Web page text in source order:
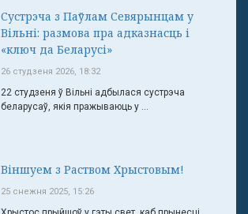
Сустрэча з Паўлам Севярынцам у
Вільні: размова пра адказнасць і
«ключ да Беларусі»
26 студзеня 2026, 18:32
22 студзеня ў Вільні адбылася сустрэча
беларусаў, якія пражываюць у ...
Віншуем з Раством Хрыстовым!
25 снежня 2025, 15:26